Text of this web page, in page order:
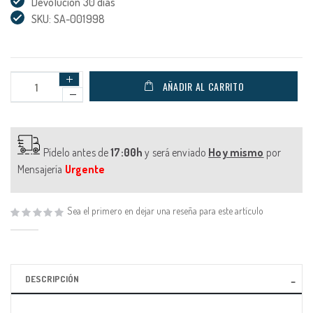
SKU: SA-001998
AÑADIR AL CARRITO
Pídelo antes de17:00h y será enviado Hoy mismo por
Mensajería Urgente
Sea el primero en dejar una reseña para este artículo
DESCRIPCIÓN